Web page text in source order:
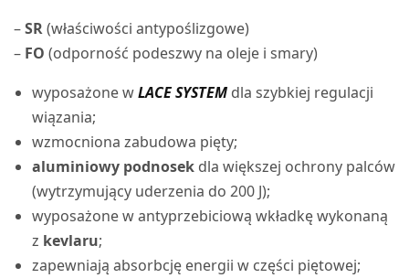
–SR(właściwości antypoślizgowe)
– FO (odporność podeszwy na oleje i smary)
wyposażone wLACE SYSTEM dla szybkiej regulacji
wiązania;
wzmocniona zabudowa pięty;
aluminiowy podnosek dla większej ochrony palców
(wytrzymujący uderzenia do 200 J);
wyposażone w antyprzebiciową wkładkę wykonaną
z kevlaru;
zapewniają absorbcję energii w części piętowej;